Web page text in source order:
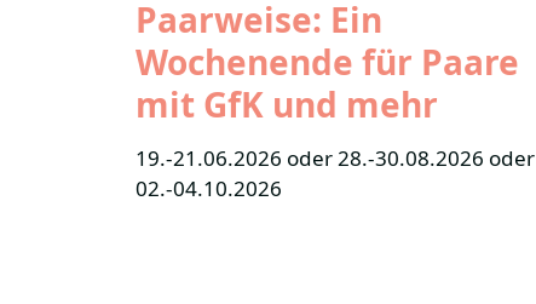
Paarweise: Ein
Wochenende für Paare
mit GfK und mehr
19.-21.06.2026 oder 28.-30.08.2026 oder
02.-04.10.2026